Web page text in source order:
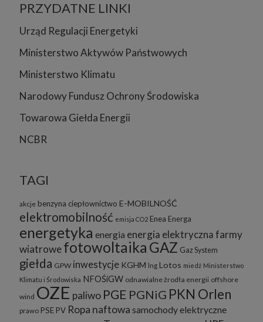
PRZYDATNE LINKI
Urząd Regulacji Energetyki
Ministerstwo Aktywów Państwowych
Ministerstwo Klimatu
Narodowy Fundusz Ochrony Środowiska
Towarowa Giełda Energii
NCBR
TAGI
akcje benzyna ciepłownictwo E-MOBILNOŚĆ
elektromobilność emisja CO2 Enea Energa
energetyka energia energia elektrycznafarmy
wiatrowefotowoltaika GAZ Gaz System
giełda GPW inwestycje KGHM lng Lotos miedź Ministerstwo
Klimatu i Środowiska NFOŚiGW odnawialne żrodła energii offshore
wind OZE paliwo PGE PGNiG PKN Orlen
prawo PSE PV Ropa naftowa samochody elektryczne